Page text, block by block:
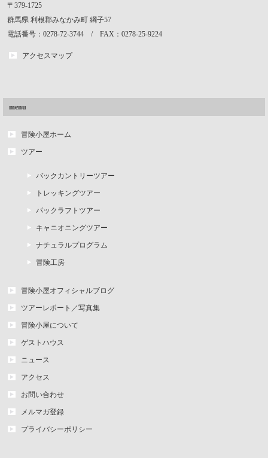
〒379-1725
群馬県 利根郡みなかみ町 綱子57
電話番号：0278-72-3744 / FAX：0278-25-9224
アクセスマップ
menu
冒険小屋ホーム
ツアー
バックカントリーツアー
トレッキングツアー
パックラフトツアー
キャニオニングツアー
ナチュラルプログラム
冒険工房
冒険小屋オフィシャルブログ
ツアーレポート／写真集
冒険小屋について
ゲストハウス
ニュース
アクセス
お問い合わせ
メルマガ登録
プライバシーポリシー